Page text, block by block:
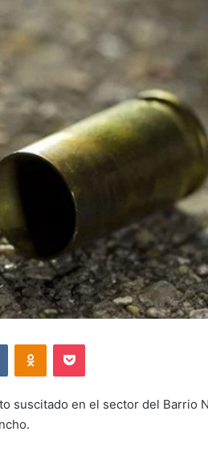
VKontakteOdnoklassniki
Pocket
suscitado en el sector del Barrio